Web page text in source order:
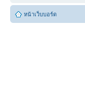
หน้าเว็บบอร์ด